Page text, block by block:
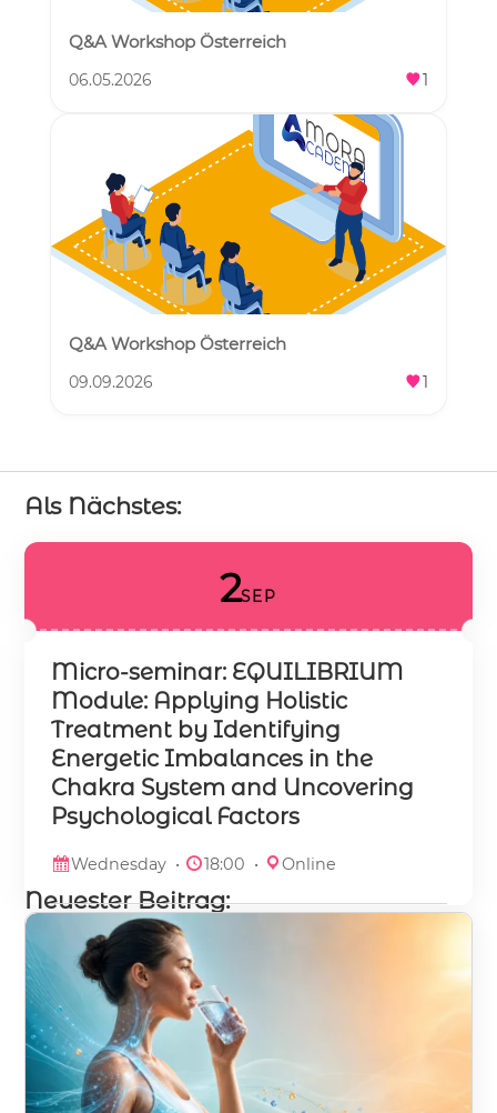
Q&A Workshop Österreich
06.05.2026 1
Q&A Workshop Österreich
09.09.2026 1
Als Nächstes:
2SEP
Micro-seminar: EQUILIBRIUM
Module: Applying Holistic
Treatment by Identifying
Energetic Imbalances in the
Chakra System and Uncovering
Psychological Factors
Wednesday • 18:00 • Online
Neuester Beitrag: